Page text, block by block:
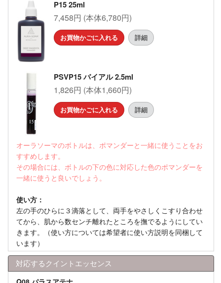
P15 25ml
7,458円 (本体6,780円)
お買物かごに入れる 詳細
PSVP15 バイアル 2.5ml
1,826円 (本体1,660円)
お買物かごに入れる 詳細
オーラソーマのボトルは、ポマンダーと一緒に使うことをお
すすめします。
その場合には、ボトルの下の色に対応した色のポマンダーを
一緒に使うと良いでしょう。
使い方：
左の手のひらに３滴落として、両手をやさしくこすり合わせ
てから、肌から数センチ離れたところを撫でるようにしてい
きます。（使い方については希望者に使い方説明を同梱して
います）
対応するクイントエッセンス